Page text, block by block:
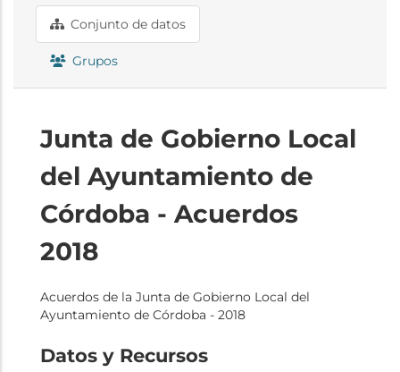
Conjunto de datos
Grupos
Junta de Gobierno Local
del Ayuntamiento de
Córdoba - Acuerdos
2018
Acuerdos de la Junta de Gobierno Local del
Ayuntamiento de Córdoba - 2018
Datos y Recursos